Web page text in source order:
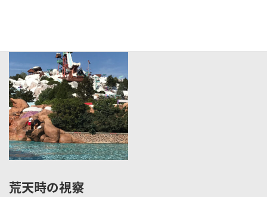
荒天時の視察